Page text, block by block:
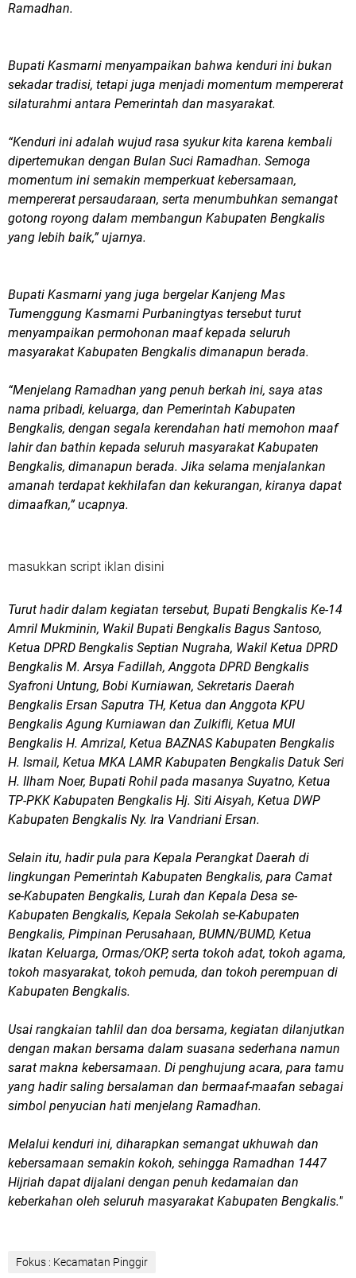
Ramadhan.
Bupati Kasmarni menyampaikan bahwa kenduri ini bukan
sekadar tradisi, tetapi juga menjadi momentum mempererat
silaturahmi antara Pemerintah dan masyarakat.
“Kenduri ini adalah wujud rasa syukur kita karena kembali
dipertemukan dengan Bulan Suci Ramadhan. Semoga
momentum ini semakin memperkuat kebersamaan,
mempererat persaudaraan, serta menumbuhkan semangat
gotong royong dalam membangun Kabupaten Bengkalis
yang lebih baik,” ujarnya.
Bupati Kasmarni yang juga bergelar Kanjeng Mas
Tumenggung Kasmarni Purbaningtyas tersebut turut
menyampaikan permohonan maaf kepada seluruh
masyarakat Kabupaten Bengkalis dimanapun berada.
“Menjelang Ramadhan yang penuh berkah ini, saya atas
nama pribadi, keluarga, dan Pemerintah Kabupaten
Bengkalis, dengan segala kerendahan hati memohon maaf
lahir dan bathin kepada seluruh masyarakat Kabupaten
Bengkalis, dimanapun berada. Jika selama menjalankan
amanah terdapat kekhilafan dan kekurangan, kiranya dapat
dimaafkan,” ucapnya.
masukkan script iklan disini
Turut hadir dalam kegiatan tersebut, Bupati Bengkalis Ke-14
Amril Mukminin, Wakil Bupati Bengkalis Bagus Santoso,
Ketua DPRD Bengkalis Septian Nugraha, Wakil Ketua DPRD
Bengkalis M. Arsya Fadillah, Anggota DPRD Bengkalis
Syafroni Untung, Bobi Kurniawan, Sekretaris Daerah
Bengkalis Ersan Saputra TH, Ketua dan Anggota KPU
Bengkalis Agung Kurniawan dan Zulkifli, Ketua MUI
Bengkalis H. Amrizal, Ketua BAZNAS Kabupaten Bengkalis
H. Ismail, Ketua MKA LAMR Kabupaten Bengkalis Datuk Seri
H. Ilham Noer, Bupati Rohil pada masanya Suyatno, Ketua
TP-PKK Kabupaten Bengkalis Hj. Siti Aisyah, Ketua DWP
Kabupaten Bengkalis Ny. Ira Vandriani Ersan.
Selain itu, hadir pula para Kepala Perangkat Daerah di
lingkungan Pemerintah Kabupaten Bengkalis, para Camat
se-Kabupaten Bengkalis, Lurah dan Kepala Desa se-
Kabupaten Bengkalis, Kepala Sekolah se-Kabupaten
Bengkalis, Pimpinan Perusahaan, BUMN/BUMD, Ketua
Ikatan Keluarga, Ormas/OKP, serta tokoh adat, tokoh agama,
tokoh masyarakat, tokoh pemuda, dan tokoh perempuan di
Kabupaten Bengkalis.
Usai rangkaian tahlil dan doa bersama, kegiatan dilanjutkan
dengan makan bersama dalam suasana sederhana namun
sarat makna kebersamaan. Di penghujung acara, para tamu
yang hadir saling bersalaman dan bermaaf-maafan sebagai
simbol penyucian hati menjelang Ramadhan.
Melalui kenduri ini, diharapkan semangat ukhuwah dan
kebersamaan semakin kokoh, sehingga Ramadhan 1447
Hijriah dapat dijalani dengan penuh kedamaian dan
keberkahan oleh seluruh masyarakat Kabupaten Bengkalis."
Fokus : Kecamatan Pinggir